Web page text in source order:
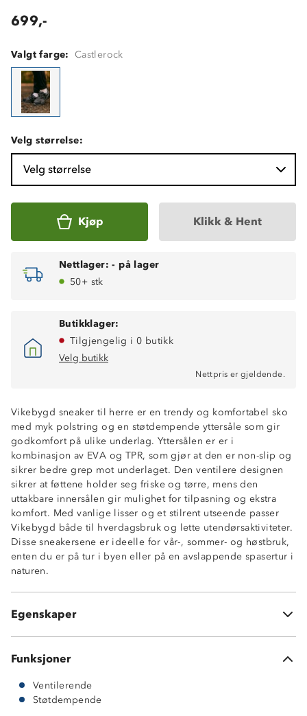
699,-
Valgt farge: Castlerock
Velg størrelse:
Velg størrelse
Kjøp Klikk & Hent
Nettlager: - på lager
50+ stk
Butikklager:
Tilgjengelig i 0 butikk
Velg butikk
Nettpris er gjeldende.
Vikebygd sneaker til herre er en trendy og komfortabel sko
med myk polstring og en støtdempende yttersåle som gir
godkomfort på ulike underlag. Yttersålen er er i
kombinasjon av EVA og TPR, som gjør at den er non-slip og
sikrer bedre grep mot underlaget. Den ventilere designen
sikrer at føttene holder seg friske og tørre, mens den
uttakbare innersålen gir mulighet for tilpasning og ekstra
komfort. Med vanlige lisser og et stilrent utseende passer
Vikebygd både til hverdagsbruk og lette utendørsaktiviteter.
Disse sneakersene er ideelle for vår-, sommer- og høstbruk,
enten du er på tur i byen eller på en avslappende spasertur i
naturen.
Egenskaper
Myk polstring
Non-slip yttersåle
Støtdempende yttersåle
Trendy design
Ventilerende
Non-slip undersåle
Vanlige lisser
Funksjoner
Ventilerende
Støtdempende